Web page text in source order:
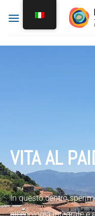
VITA AL
In questo centro
all’ecologia integrale